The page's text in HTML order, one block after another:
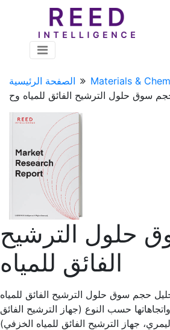
الصفحة الرئيسية Materials &
حلول الترشيح
الفائق للمياه
حجم سوق حلول الترشيح الفائق للمياه
حسب النوع (جهاز الترشيح الفائق
جهاز الترشيح الفائق للمياه الخزفي)